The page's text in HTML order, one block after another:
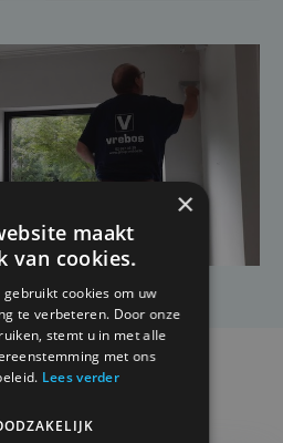
pertinents
×
maakt
van cookies.
gebruikt cookies om uw
te verbeteren. Door onze
stemt u in met alle
met ons
Lees verder